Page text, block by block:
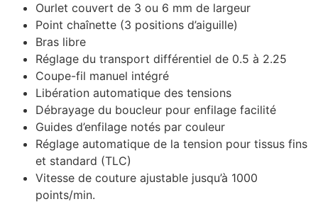
Ourlet couvert de 3 ou 6 mm de largeur
Point chaînette (3 positions d’aiguille)
Bras libre
Réglage du transport différentiel de 0.5 à 2.25
Coupe-fil manuel intégré
Libération automatique des tensions
Débrayage du boucleur pour enfilage facilité
Guides d’enfilage notés par couleur
Réglage automatique de la tension pour tissus fins
et standard (TLC)
Vitesse de couture ajustable jusqu’à 1000
points/min.